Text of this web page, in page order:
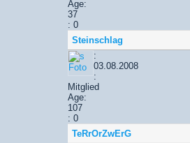
Age:
37
: 0
Steinschlag
:
03.08.2008
:
Mitglied
Age:
107
: 0
TeRrOrZwErG